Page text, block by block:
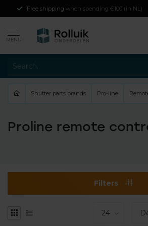
Free shipping when spending €100 (in NL)
MENU
Shutter parts brands Pro-line
Proline remote
Filters